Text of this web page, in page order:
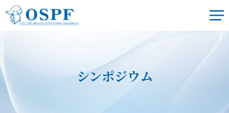
シンポジウム